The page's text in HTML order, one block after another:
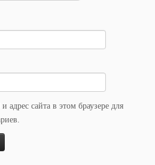
адрес сайта в этом браузере для